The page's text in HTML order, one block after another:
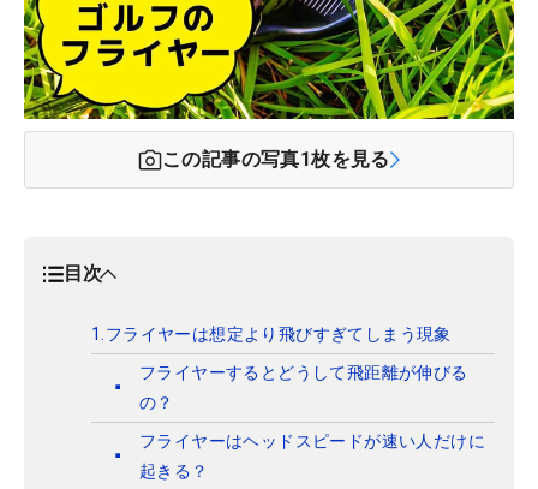
この記事の写真1枚を見る
目次
1.フライヤーは想定より飛びすぎてしまう現象
フライヤーするとどうして飛距離が伸びる
の？
フライヤーはヘッドスピードが速い人だけに
起きる？